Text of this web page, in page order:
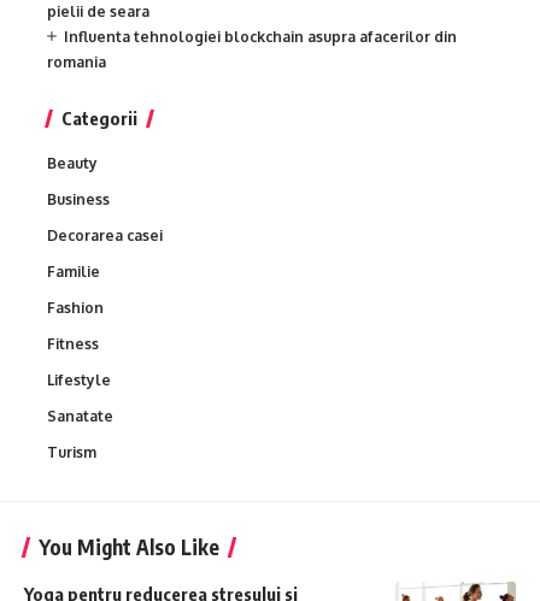
pielii de seara
Influenta tehnologiei blockchain asupra afacerilor din
romania
Categorii
Beauty
Business
Decorarea casei
Familie
Fashion
Fitness
Lifestyle
Sanatate
Turism
You Might Also Like
Yoga pentru reducerea stresului si